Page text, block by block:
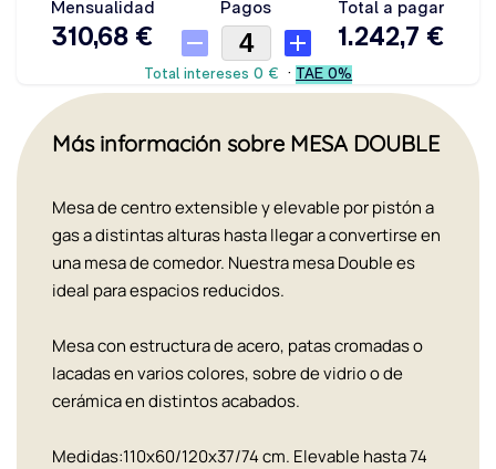
Más información sobre MESA DOUBLE
Mesa de centro extensible y elevable por pistón a
gas a distintas alturas hasta llegar a convertirse en
una mesa de comedor. Nuestra mesa Double es
ideal para espacios reducidos.
Mesa con estructura de acero, patas cromadas o
lacadas en varios colores, sobre de vidrio o de
cerámica en distintos acabados.
Medidas:110x60/120x37/74 cm. Elevable hasta 74